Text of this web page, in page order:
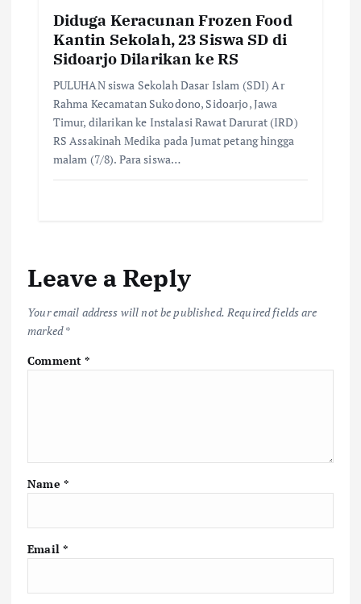
Diduga Keracunan Frozen Food
Kantin Sekolah, 23 Siswa SD di
Sidoarjo Dilarikan ke RS
PULUHAN siswa Sekolah Dasar Islam (SDI) Ar
Rahma Kecamatan Sukodono, Sidoarjo, Jawa
Timur, dilarikan ke Instalasi Rawat Darurat (IRD)
RS Assakinah Medika pada Jumat petang hingga
malam (7/8). Para siswa…
Leave a Reply
Your email address will not be published. Required fields are
marked*
Comment*
Name *
Email *